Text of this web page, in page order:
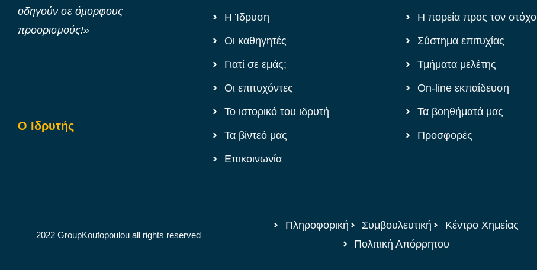
οδηγούν σε όμορφους
προορισμούς!»
Ο Ιδρυτής
Η Ίδρυση
Οι καθηγητές
Γιατί σε εμάς;
Οι επιτυχόντες
Το ιστορικό του ιδρυτή
Τα βίντεό μας
Επικοινωνία
Η πορεία προς τον στόχο
Σύστημα επιτυχίας
Τμήματα μελέτης
On-line εκπαίδευση
Τα βοηθήματά μας
Προσφορές
2022 GroupKoufopoulou all rights reserved
Πληροφορική Συμβουλευτική
Κέντρο Χημείας
Πολιτική Απόρρητου